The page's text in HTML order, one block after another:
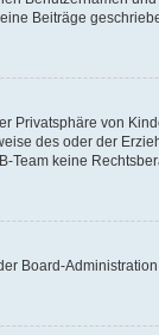
Beiträge
von
des oder der
keine
Board-